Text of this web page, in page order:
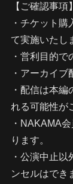
【ご確認事項】
・チケット
て実施いた
・営利目的で
・アーカイブ
・配信は本
れる可能性が
・NAKAMA
ります。
・公演中止
ンセルはでき